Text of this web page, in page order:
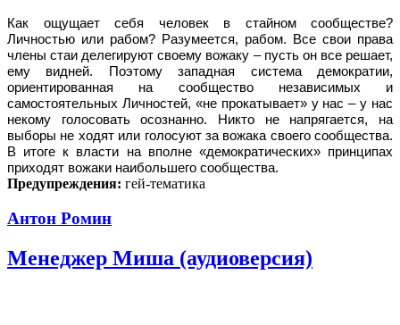
Как ощущает себя человек в стайном сообществе?
Личностью или рабом? Разумеется, рабом. Все свои права
члены стаи делегируют своему вожаку – пусть он все решает,
ему видней. Поэтому западная система демократии,
ориентированная на сообщество независимых и
самостоятельных Личностей, «не прокатывает» у нас – у нас
некому голосовать осознанно. Никто не напрягается, на
выборы не ходят или голосуют за вожака своего сообщества.
В итоге к власти на вполне «демократических» принципах
приходят вожаки наибольшего сообщества.
Предупреждения: гей-тематика
Антон Ромин
Менеджер Миша (аудиоверсия)